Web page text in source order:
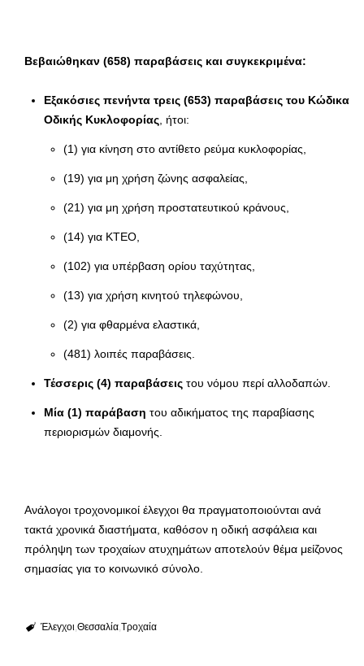
Βεβαιώθηκαν (658) παραβάσεις και συγκεκριμένα:
Εξακόσιες πενήντα τρεις (653) παραβάσεις του Κώδικα
Οδικής Κυκλοφορίας, ήτοι:
(1) για κίνηση στο αντίθετο ρεύμα κυκλοφορίας,
(19) για μη χρήση ζώνης ασφαλείας,
(21) για μη χρήση προστατευτικού κράνους,
(14) για ΚΤΕΟ,
(102) για υπέρβαση ορίου ταχύτητας,
(13) για χρήση κινητού τηλεφώνου,
(2) για φθαρμένα ελαστικά,
(481) λοιπές παραβάσεις.
Τέσσερις (4) παραβάσεις του νόμου περί αλλοδαπών.
Μία (1) παράβαση του αδικήματος της παραβίασης
περιορισμών διαμονής.
Ανάλογοι τροχονομικοί έλεγχοι θα πραγματοποιούνται ανά
τακτά χρονικά διαστήματα, καθόσον η οδική ασφάλεια και
πρόληψη των τροχαίων ατυχημάτων αποτελούν θέμα μείζονος
σημασίας για το κοινωνικό σύνολο.
Έλεγχοι Θεσσαλία Τροχαία